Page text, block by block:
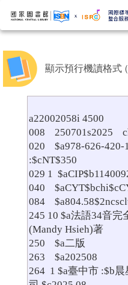
顯示預行機讀格式 (